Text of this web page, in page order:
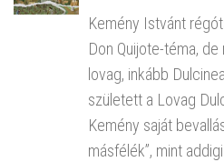
Kemény Istvánt
Don Quijote-téma,
lovag, inkább
született a Lovag
Kemény saját
másfélék”, mint